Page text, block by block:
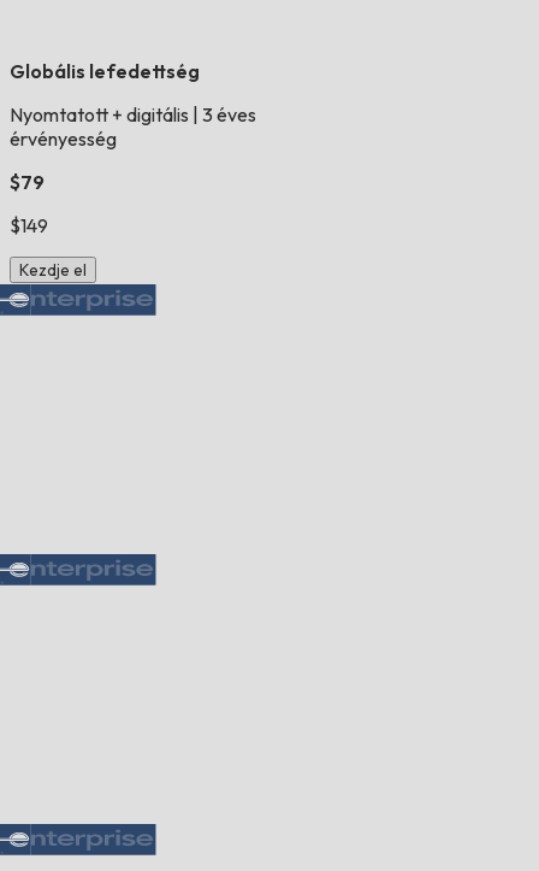
Globális lefedettség
Nyomtatott + digitális 3 éves
érvényesség
$79
$149
Kezdje el